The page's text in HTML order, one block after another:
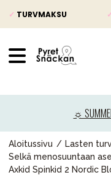
✓ TURVMAKSU ✓
☼
Aloitussivu
Lasten
Selkä menosuuntaan
Axkid Spinkid 2 Nordic